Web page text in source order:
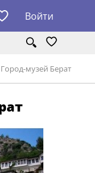
Войти
Город-музей Берат